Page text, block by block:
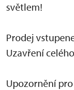
světlem!
Prodej
Uzavření
Upozornění